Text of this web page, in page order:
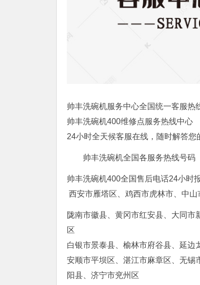
帅丰洗碗机服务中心全国统一客服热
帅丰洗碗机400维修点服务热线中心
24小时全天候客服在线，随时解答您
帅丰洗碗机全国各服务热线号码
帅丰洗碗机400全国售后电话24小时
西安市雁塔区、鸡西市虎林市、中
陇南市徽县、黄冈市红安县、大同
区
白银市景泰县、榆林市府谷县、延边
安顺市平坝区、湛江市麻章区、无锡
阳县、济宁市兖州区